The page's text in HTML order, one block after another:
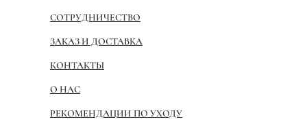
СОТРУДНИЧЕСТВО
ЗАКАЗ И ДОСТАВКА
КОНТАКТЫ
О НАС
РЕКОМЕНДАЦИИ ПО УХОДУ